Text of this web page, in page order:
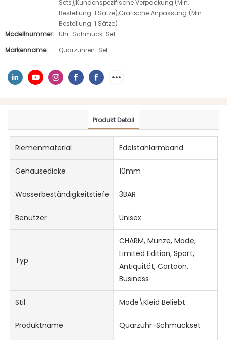
Sets),Kundenspezifische Verpackung (Min.
Bestellung: 1 Sätze),Grafische Anpassung (Min.
Bestellung: 1 Sätze)
Modellnummer:
Uhr-Schmuck-Set
Markenname:
Quarzuhren-Set
Produkt Detail
Riemenmaterial Edelstahlarmband
Gehäusedicke 10mm
Wasserbeständigkeitstiefe 3BAR
Benutzer Unisex
Typ
CHARM, Münze, Mode,
Limited Edition, Sport,
Antiquität, Cartoon,
Business
Stil Mode\Kleid Beliebt
Produktname Quarzuhr-Schmuckset